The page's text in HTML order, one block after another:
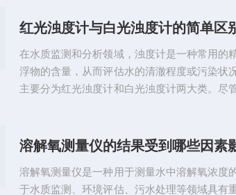
示电极和参比电极)的电位差，pH复合电极可
液、外壳、外参比电极、外...
红光浊度计与白光浊度计的简单区
在水质监测和分析领域，浊度计是一种常用的
浮物的含量，从而评估水的清澈程度或污染状
主要分为红光浊度计和白光浊度计两大类。尽
并分析各自的优缺点。一、光源颜色的差异1
穿透力较强，适合在水体中有...
溶解氧测量仪的结果受到哪些因素
溶解氧测量仪是一种用于测量水中溶解氧浓度
于水质监测、环境评估、污水处理等领域具有